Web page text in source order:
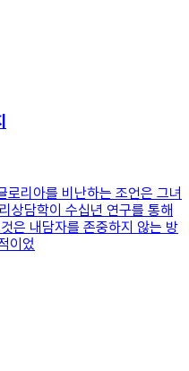
로리아를 비난하는 조언은 그녀
상담학이 수십년 연구를 통해
은 내담자를 존중하지 않는 방
이었